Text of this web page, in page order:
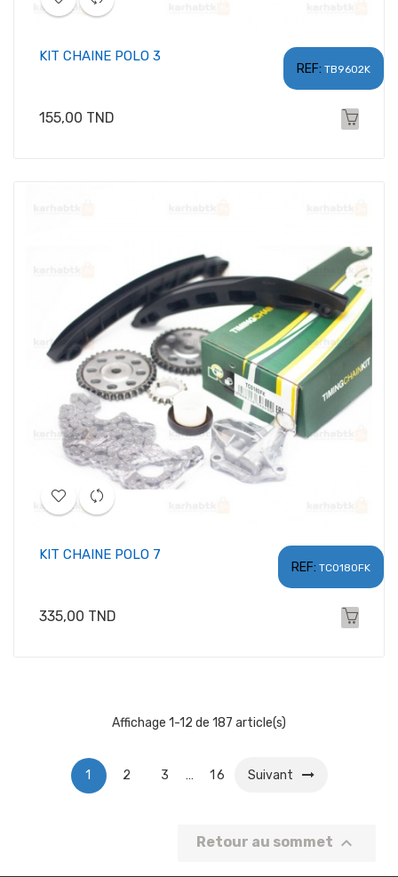
REF: TB9602K
KIT CHAINE POLO 3
Prix
155,00 TND
REF: TC0180FK
KIT CHAINE POLO 7
Prix
335,00 TND
Affichage 1-12 de 187 article(s)
1 2 3 … 16 Suivant
Retour au sommet 